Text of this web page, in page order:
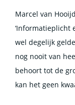
Marcel van
‘Informatieplicht
wel degelijk
nog nooit van
behoort tot de
kan het geen